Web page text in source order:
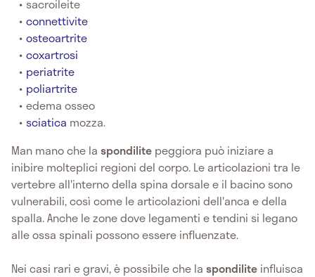
sacroileite
connettivite
osteoartrite
coxartrosi
periatrite
poliartrite
edema osseo
sciatica mozza.
Man mano che la spondilite peggiora può iniziare a
inibire molteplici regioni del corpo. Le articolazioni tra le
vertebre all'interno della spina dorsale e il bacino sono
vulnerabili, così come le articolazioni dell'anca e della
spalla. Anche le zone dove legamenti e tendini si legano
alle ossa spinali possono essere influenzate.
Nei casi rari e gravi, è possibile che la spondilite influisca